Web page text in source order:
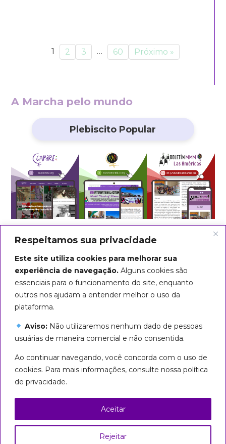
Respeitamos sua privacidade
Este site utiliza cookies para melhorar sua
experiência de navegação. Alguns cookies são
essenciais para o funcionamento do site, enquanto
outros nos ajudam a entender melhor o uso da
plataforma.
Aviso:Não utilizaremos nenhum dado de pessoas
usuárias de maneira comercial e não consentida.
Ao continuar navegando, você concorda com o uso de
cookies. Para mais informações, consulte nossa política
de privacidade.
Rejeitar
Aceitar
1 2 3 … 60 Próximo »
A Marcha pelo mundo
Plebiscito Popular
Seguiremos em marcha até que
todas sejamos livres!
Creative Commons
Atribuição – Uso Não Comercial – Partilha nos
Mesmos Termos 3.0 Brasil